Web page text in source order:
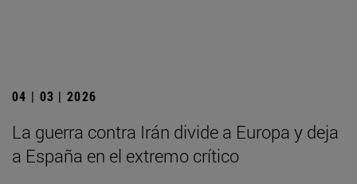
04 | 03 | 2026
La guerra contra Irán divide a Europa y deja
a España en el extremo crítico